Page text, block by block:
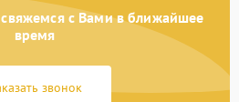
1000 ₽ Подробнее →
1500 ₽ Подробнее →
свяжемся с Вами в ближайшее
время
звонок